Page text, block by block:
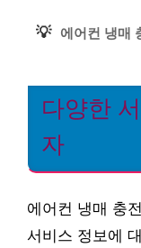
💡 에어컨 냉매
다양한
자
에어컨 냉매 충
서비스 정보에